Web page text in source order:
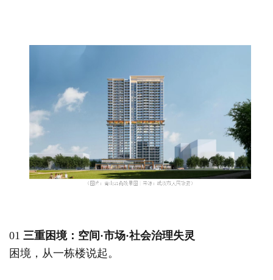
01 三重困境：空间·市场·社会治理失灵
困境，从一栋楼说起。